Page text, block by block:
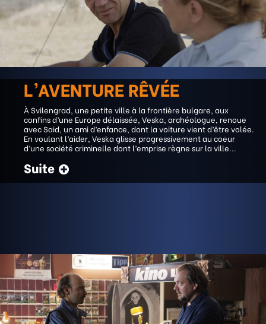
L’AVENTURE RÊVÉE
À Svilengrad, une petite ville à la frontière bulgare, aux
confins d’une Europe délaissée, Veska, archéologue, renoue
avec Said, un ami d’enfance, dont la voiture vient d’être volée.
En voulant l’aider, Veska glisse progressivement au coeur
d’une société criminelle dont l’emprise règne sur la ville...
Suite